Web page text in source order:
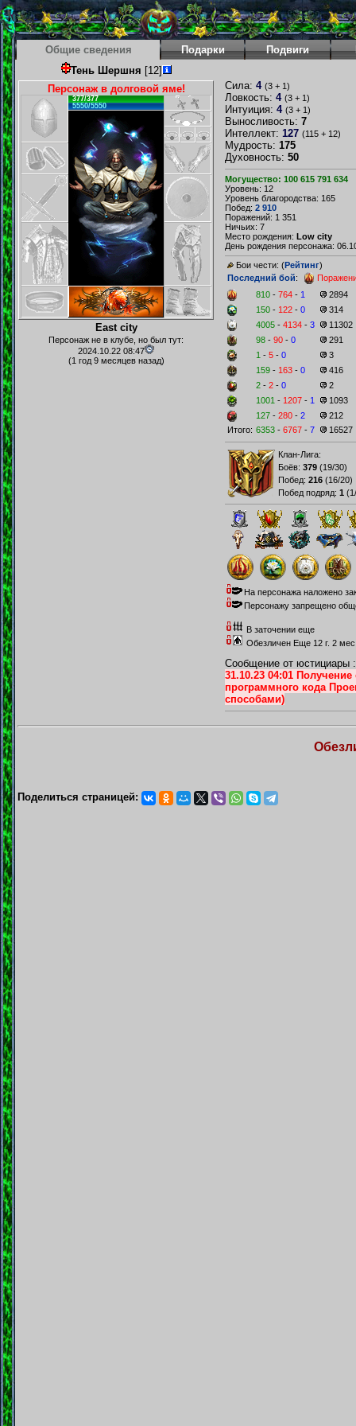
Общие сведения Подарки Подвиги
Тень Шершня [12]
Персонаж в долговой яме!
377/377
5550/5550
East city
Персонаж не в клубе, но был тут:
2024.10.22 08:47
(1 год 9 месяцев назад)
Сила: 4 (3 + 1)
Ловкость: 4 (3 + 1)
Интуиция: 4 (3 + 1)
Выносливость: 7
Интеллект: 127 (115 + 12)
Мудрость: 175
Духовность: 50
Могущество: 100 615 791 634
Уровень: 12
Уровень благородства: 165
Побед: 2 910
Поражений: 1 351
Ничьих: 7
Место рождения: Low city
День рождения персонажа:
Бои чести: (Рейтинг)
Последний бой:
810 - 764 - 1
2894
150 - 122 - 0
314
4005 - 4134 - 3
11302
98 - 90 - 0
291
1 - 5 - 0
3
159 - 163 - 0
416
2 - 2 - 0
2
1001 - 1207 - 1
1093
127 - 280 - 2
212
Итого: 6353 - 6767 - 7 16527
Клан-Лига:
Боёв: 379 (19/30)
Побед: 216 (16/20)
Побед подряд: 1 (
На персонажа наложено
Персонажу запрещено
В заточении еще
Обезличен Еще 12 г. 2
Сообщение от юстициары :
31.10.23 04:01
программного кода
способами)
Поделиться страницей: